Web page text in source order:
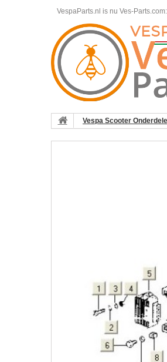
VespaParts.nl is nu Ves-
Vespa Scooter